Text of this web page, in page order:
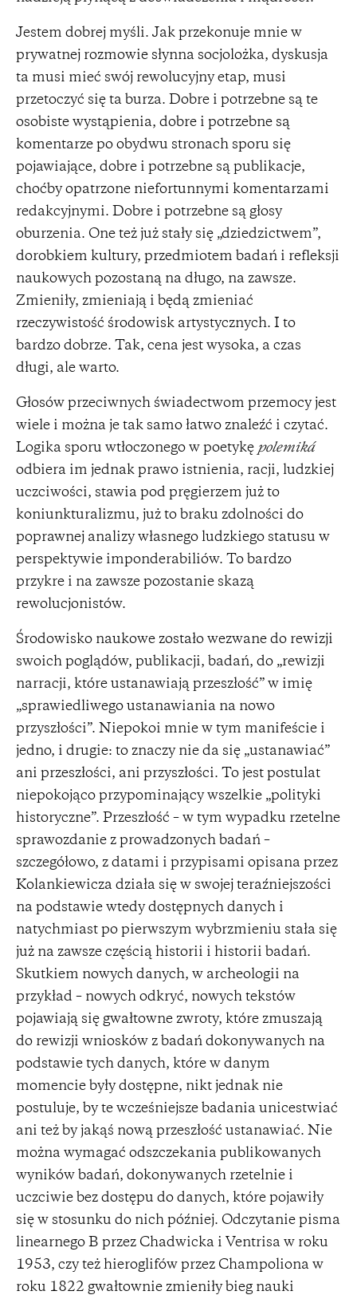
Jestem dobrej myśli. Jak przekonuje mnie w
prywatnej rozmowie słynna socjolożka, dyskusja
ta musi mieć swój rewolucyjny etap, musi
przetoczyć się ta burza. Dobre i potrzebne są te
osobiste wystąpienia, dobre i potrzebne są
komentarze po obydwu stronach sporu się
pojawiające, dobre i potrzebne są publikacje,
choćby opatrzone niefortunnymi komentarzami
redakcyjnymi. Dobre i potrzebne są głosy
oburzenia. One też już stały się „dziedzictwem”,
dorobkiem kultury, przedmiotem badań i refleksji
naukowych pozostaną na długo, na zawsze.
Zmieniły, zmieniają i będą zmieniać
rzeczywistość środowisk artystycznych. I to
bardzo dobrze. Tak, cena jest wysoka, a czas
długi, ale warto.
Głosów przeciwnych świadectwom przemocy jest
wiele i można je tak samo łatwo znaleźć i czytać.
Logika sporu wtłoczonego w poetykę polemiká
odbiera im jednak prawo istnienia, racji, ludzkiej
uczciwości, stawia pod pręgierzem już to
koniunkturalizmu, już to braku zdolności do
poprawnej analizy własnego ludzkiego statusu w
perspektywie imponderabiliów. To bardzo
przykre i na zawsze pozostanie skazą
rewolucjonistów.
Środowisko naukowe zostało wezwane do rewizji
swoich poglądów, publikacji, badań, do „rewizji
narracji, które ustanawiają przeszłość” w imię
„sprawiedliwego ustanawiania na nowo
przyszłości”. Niepokoi mnie w tym manifeście i
jedno, i drugie: to znaczy nie da się „ustanawiać”
ani przeszłości, ani przyszłości. To jest postulat
niepokojąco przypominający wszelkie „polityki
historyczne”. Przeszłość – w tym wypadku rzetelne
sprawozdanie z prowadzonych badań –
szczegółowo, z datami i przypisami opisana przez
Kolankiewicza działa się w swojej teraźniejszości
na podstawie wtedy dostępnych danych i
natychmiast po pierwszym wybrzmieniu stała się
już na zawsze częścią historii i historii badań.
Skutkiem nowych danych, w archeologii na
przykład – nowych odkryć, nowych tekstów
pojawiają się gwałtowne zwroty, które zmuszają
do rewizji wniosków z badań dokonywanych na
podstawie tych danych, które w danym
momencie były dostępne, nikt jednak nie
postuluje, by te wcześniejsze badania unicestwiać
ani też by jakąś nową przeszłość ustanawiać. Nie
można wymagać odszczekania publikowanych
wyników badań, dokonywanych rzetelnie i
uczciwie bez dostępu do danych, które pojawiły
się w stosunku do nich później. Odczytanie pisma
linearnego B przez Chadwicka i Ventrisa w roku
1953, czy też hieroglifów przez Champoliona w
roku 1822 gwałtownie zmieniły bieg nauki